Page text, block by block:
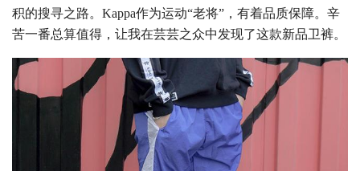
积的搜寻之路。Kappa作为运动“老将”，有着品质保障。辛
苦一番总算值得，让我在芸芸之众中发现了这款新品卫裤。